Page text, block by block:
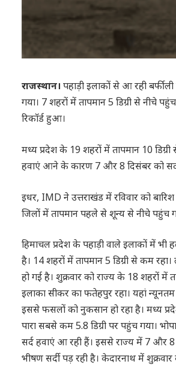
राजस्थान। पहाड़ी इलाकों से आ रही
गया। 7 शहरों में तापमान 5 डिग्री से नीचे
रिकाॅर्ड हुआ।
मध्य प्रदेश के 19 शहरों में तापमान 10
हवाएं आने के कारण 7 और 8 दिसंबर को
इधर, IMD ने उत्तराखंड में रविवार को
जिलों में तापमान पहले से शून्य से नीचे पहुंच
हिमाचल प्रदेश के पहाड़ी वाले इलाकों में भी
है। 14 शहरों में तापमान 5 डिग्री से कम
हो गई है। शुक्रवार को राज्य के 18 शहरों में
इलाका सीकर का फतेहपुर रहा। यहां
इससे फसलों को नुकसान हो रहा है। मध्य
पारा सबसे कम 5.8 डिग्री पर पहुंच गया।
सर्द हवाएं आ रही हैं। इससे राज्य में 7 और 8
भीषण सर्दी पड़ रही है। केदारनाथ में